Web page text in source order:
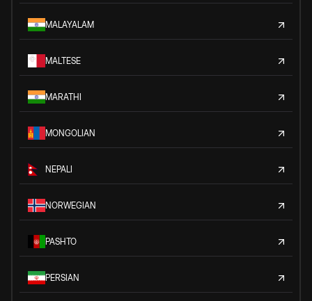
MALAYALAM
MALTESE
MARATHI
MONGOLIAN
NEPALI
NORWEGIAN
PASHTO
PERSIAN